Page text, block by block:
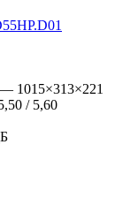
— 1015×313×221
/ 5,60